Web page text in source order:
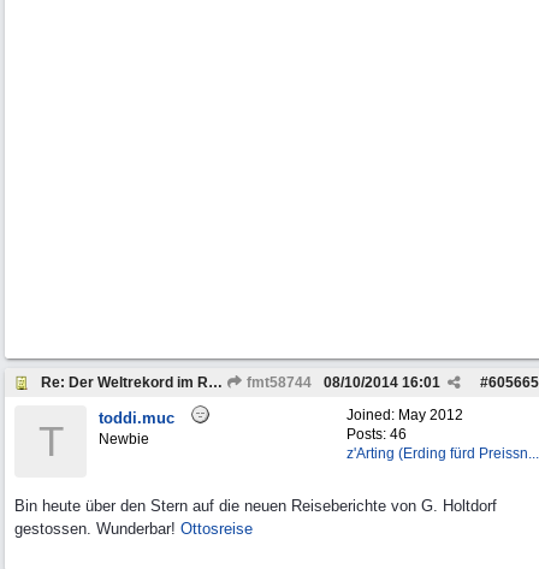
Re: Der Weltrekord im Reisen... fmt58744 #605665
08/10/2014 16:01
Joined: May 2012
Posts: 46
z'Arting (Erding fürd Preissn...
T toddi.muc
Newbie
Bin heute über den Stern auf die neuen Reiseberichte von G. Holtdorf
gestossen. Wunderbar! Ottosreise